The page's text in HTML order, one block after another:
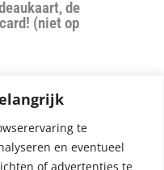
te
en eventueel
of advertenties te
de
(niet op